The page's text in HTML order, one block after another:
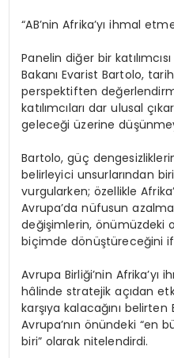
“AB’nin Afrika’yı ihmal
Panelin diğer bir
Bakanı Evarist Bartolo,
perspektiften
katılımcıları dar ulusal
geleceği üzerine
Bartolo, güç
belirleyici unsurlarından
vurgularken; özellikle
Avrupa’da nüfusun
değişimlerin, önümüzdeki
biçimde dönüştüreceğini
Avrupa Birliği’nin
hâlinde stratejik açıdan
karşıya kalacağını
Avrupa’nın önündeki “en
biri” olarak nitelendirdi.